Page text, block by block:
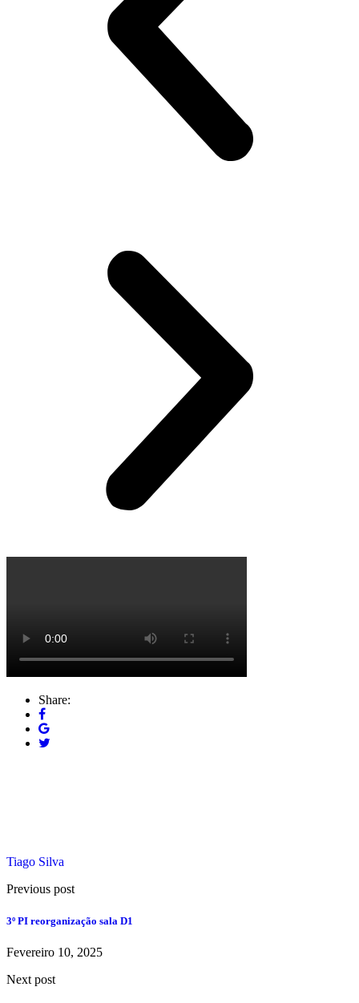
Share:
Tiago Silva
Previous post
3º PI reorganização sala D1
Fevereiro 10, 2025
Next post